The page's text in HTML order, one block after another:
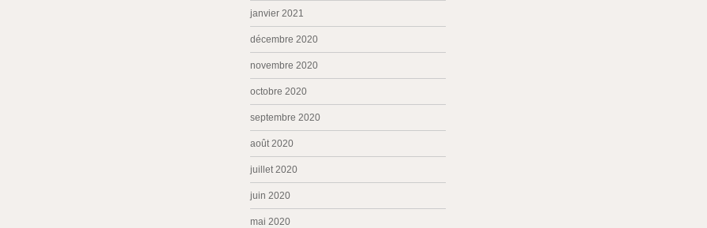
janvier 2021
décembre 2020
novembre 2020
octobre 2020
septembre 2020
août 2020
juillet 2020
juin 2020
mai 2020